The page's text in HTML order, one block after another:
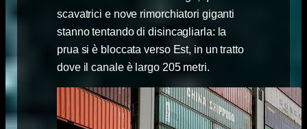
scavatrici e nove rimorchiatori giganti
stanno tentando di disincagliarla: la
prua si è bloccata verso Est, in un tratto
dove il canale è largo 205 metri.